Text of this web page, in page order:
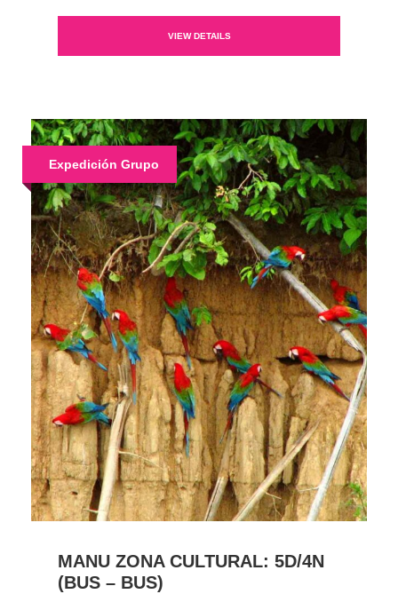
VIEW DETAILS
Expedición Grupo
MANU ZONA CULTURAL: 5D/4N
(BUS – BUS)